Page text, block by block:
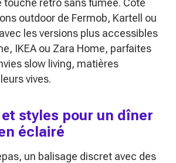
touche rétro sans fumée. Côté
outdoor de Fermob, Kartell ou
les versions plus accessibles
IKEA ou Zara Home, parfaites
slow living, matières
vives.
styles pour un dîner
éclairé
un balisage discret avec des